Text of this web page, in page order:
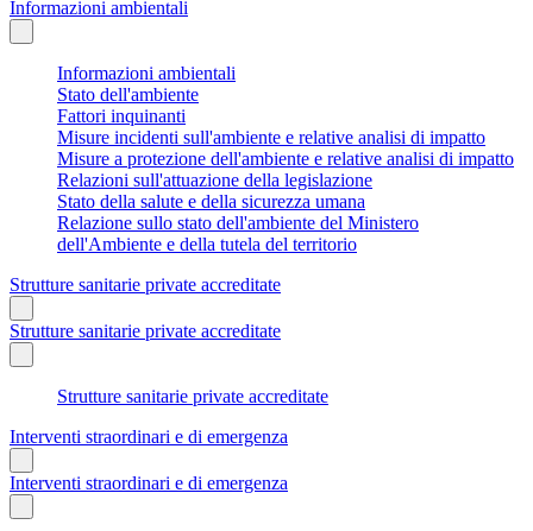
Informazioni ambientali
Informazioni ambientali
Stato dell'ambiente
Fattori inquinanti
Misure incidenti sull'ambiente e relative analisi di impatto
Misure a protezione dell'ambiente e relative analisi di impatto
Relazioni sull'attuazione della legislazione
Stato della salute e della sicurezza umana
Relazione sullo stato dell'ambiente del Ministero
dell'Ambiente e della tutela del territorio
Strutture sanitarie private accreditate
Strutture sanitarie private accreditate
Strutture sanitarie private accreditate
Interventi straordinari e di emergenza
Interventi straordinari e di emergenza